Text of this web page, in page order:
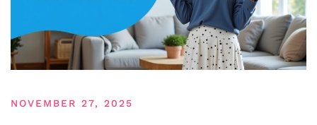
NOVEMBER 27, 2025